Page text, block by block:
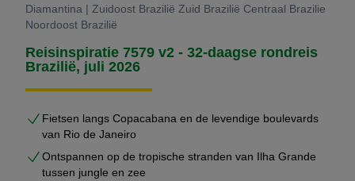
Diamantina | Zuidoost Brazilië Zuid Brazilië Centraal Brazilie
Noordoost Brazilië
Reisinspiratie 7579 v2 - 32-daagse rondreis
Brazilië, juli 2026
Fietsen langs Copacabana en de levendige boulevards
van Rio de Janeiro
Ontspannen op de tropische stranden van Ilha Grande
tussen jungle en zee